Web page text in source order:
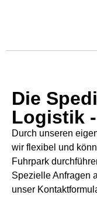
Die
Logistik
Durch unseren
wir flexibel und
Fuhrpark
Spezielle Anfragen
unser